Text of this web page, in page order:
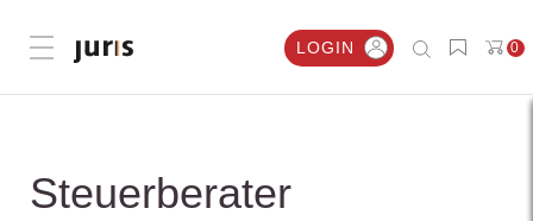
Menü öffnen LOGIN 0
Steuerberater